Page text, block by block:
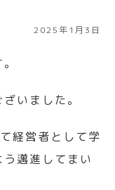
2025年1月3日
いました。
経営者として学
邁進してまい